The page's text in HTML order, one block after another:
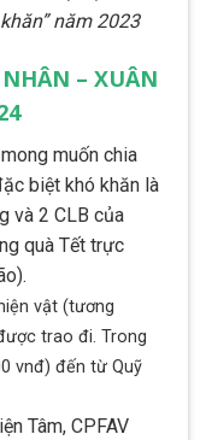
năm 2023
– XUÂN
muốn chia
biệt khó khăn là
và 2 CLB của
quà Tết trực
vật (tương
trao đi. Trong
vnđ) đến từ Quỹ
Tâm, CPFAV